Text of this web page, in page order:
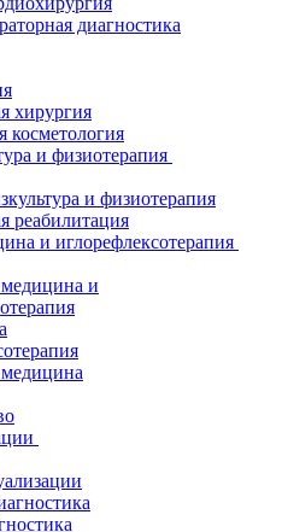
диагностика
хирургия
косметология
и физиотерапия
и физиотерапия
реабилитация
и иглорефлексотерапия
и